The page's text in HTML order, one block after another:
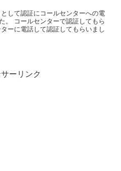
して認証にコールセンターへの電
。 コールセンターで認証してもら
ーに電話して認証してもらいまし
ーリンク